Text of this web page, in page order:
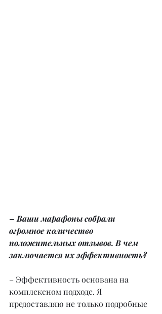
– Ваши марафоны собрали
огромное количество
положительных отзывов. В чем
заключается их эффективность?
– Эффективность основана на
комплексном подходе. Я
предоставляю не только подробные